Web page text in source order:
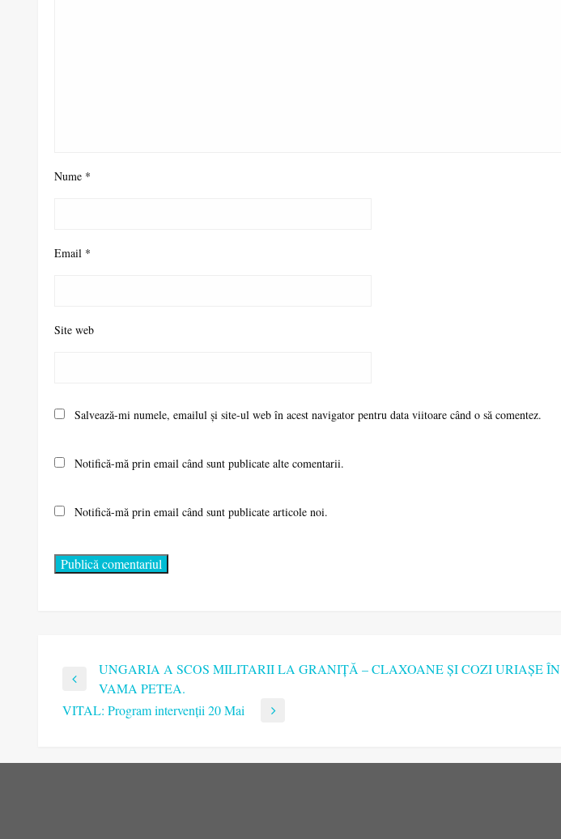
Nume *
Email *
Site web
Salvează-mi numele, emailul și site-ul web în acest navigator pentru data viitoare când o să comentez.
Notifică-mă prin email când sunt publicate alte comentarii.
Notifică-mă prin email când sunt publicate articole noi.
Navigare
în
articole
Previous
Post
UNGARIA A SCOS MILITARII LA GRANIȚĂ – CLAXOANE ȘI COZI URIAȘE ÎN
VAMA PETEA.
Next
VITAL: Program intervenții 20 Mai